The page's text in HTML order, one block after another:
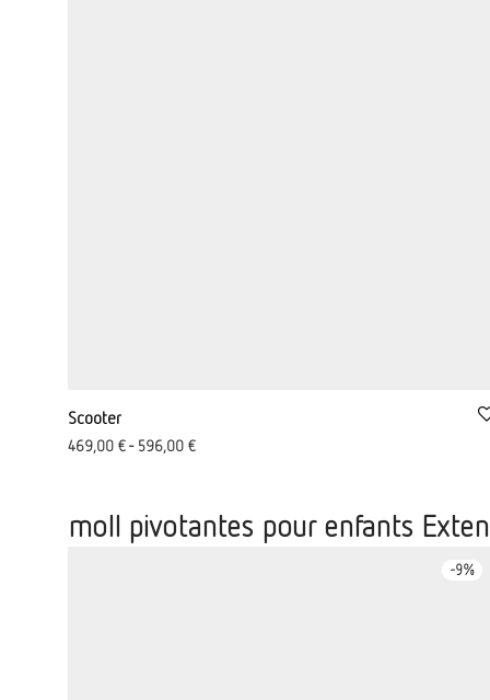
Scooter
469,00 €- 596,00 €
moll pivotantes pour enfants
-9%